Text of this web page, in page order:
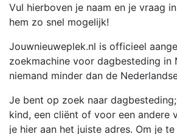
Vul hierboven je naam en je vraag
hem zo snel mogelijk!
Jouwnieuweplek.nl is officieel
zoekmachine voor dagbesteding in
niemand minder dan de
Je bent op zoek naar
kind, een cliënt of voor een andere
je hier aan het juiste adres. Om je